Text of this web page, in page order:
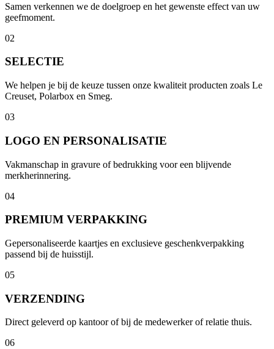
Samen verkennen we de doelgroep en het gewenste effect van uw
geefmoment.
02
SELECTIE
We helpen je bij de keuze tussen onze kwaliteit producten zoals Le
Creuset, Polarbox en Smeg.
03
LOGO EN PERSONALISATIE
Vakmanschap in gravure of bedrukking voor een blijvende
merkherinnering.
04
PREMIUM VERPAKKING
Gepersonaliseerde kaartjes en exclusieve geschenkverpakking
passend bij de huisstijl.
05
VERZENDING
Direct geleverd op kantoor of bij de medewerker of relatie thuis.
06